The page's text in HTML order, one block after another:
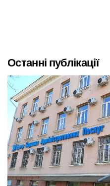
Останні публікації